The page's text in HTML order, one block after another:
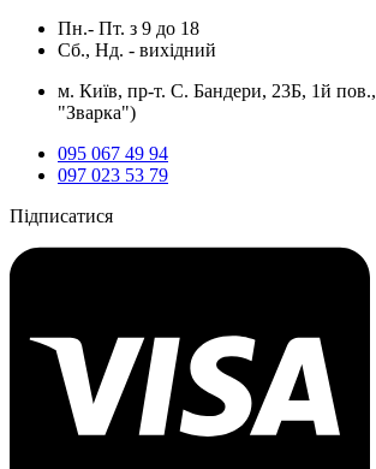
Пн.- Пт. з 9 до 18
Сб., Нд. - вихідний
м. Київ, пр-т. С. Бандери, 23Б, 1й
"Зварка")
095 067 49 94
097 023 53 79
Підписатися